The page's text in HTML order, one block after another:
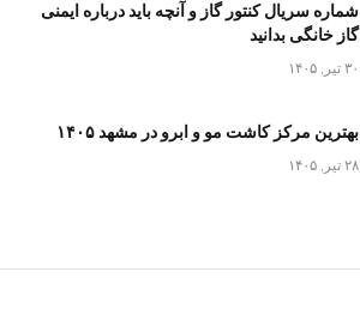
شماره سریال کنتور گاز و آنچه باید درباره ایمنی
گاز خانگی بدانید
۳۰ تیر, ۱۴۰۵
بهترین مرکز کاشت مو و ابرو در مشهد ۱۴۰۵
۲۸ تیر, ۱۴۰۵